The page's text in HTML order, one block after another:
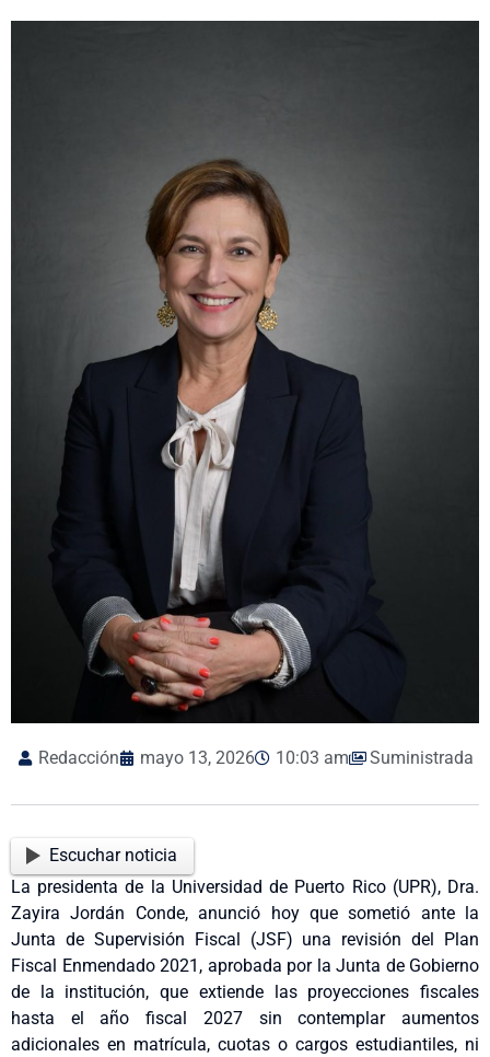
Redacción mayo 13, 2026 10:03 am Suministrada
Escuchar noticia
La presidenta de la Universidad de Puerto Rico (UPR), Dra.
Zayira Jordán Conde, anunció hoy que sometió ante la
Junta de Supervisión Fiscal (JSF) una revisión del Plan
Fiscal Enmendado 2021, aprobada por la Junta de Gobierno
de la institución, que extiende las proyecciones fiscales
hasta el año fiscal 2027 sin contemplar aumentos
adicionales en matrícula, cuotas o cargos estudiantiles, ni